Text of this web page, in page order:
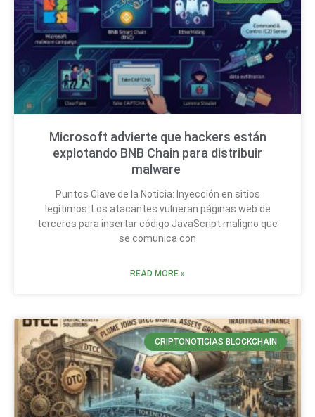
Microsoft advierte que hackers están
explotando BNB Chain para distribuir
malware
Puntos Clave de la Noticia: Inyección en sitios
legítimos: Los atacantes vulneran páginas web de
terceros para insertar código JavaScript maligno que
se comunica con
READ MORE »
CRIPTONOTICIAS BLOCKCHAIN